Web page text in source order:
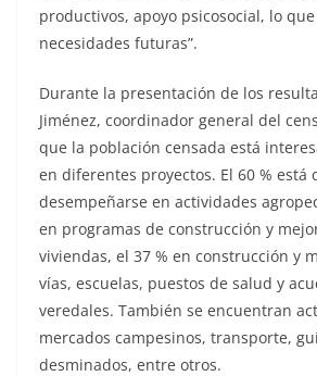
productivos, apoyo psicosocial, lo
necesidades futuras”.
Durante la presentación de los
Jiménez, coordinador general del
que la población censada está
en diferentes proyectos. El 60 % está
desempeñarse en actividades
en programas de construcción y
viviendas, el 37 % en construcción y
vías, escuelas, puestos de salud y
veredales. También se encuentran
mercados campesinos, transporte,
desminados, entre otros.